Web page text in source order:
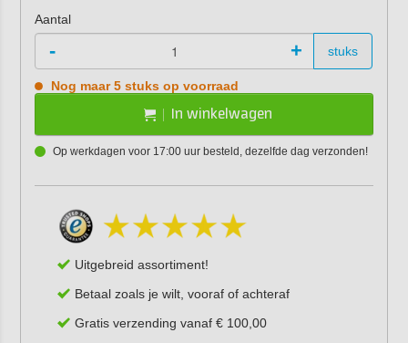
Aantal
- + stuks
Nog maar 5 stuks op voorraad
In winkelwagen
Op werkdagen voor 17:00 uur besteld, dezelfde dag verzonden!
Uitgebreid assortiment!
Betaal zoals je wilt, vooraf of achteraf
Gratis verzending vanaf € 100,00